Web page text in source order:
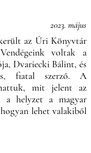
2023. május
az Úri Könyvtár
voltak a
Dvariecki Bálint, és
fiatal szerző. A
mit jelent az
a helyzet a magyar
lehet valakiből